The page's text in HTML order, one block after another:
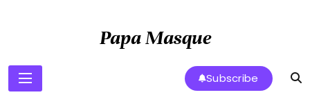
Papa Masque
Subscribe